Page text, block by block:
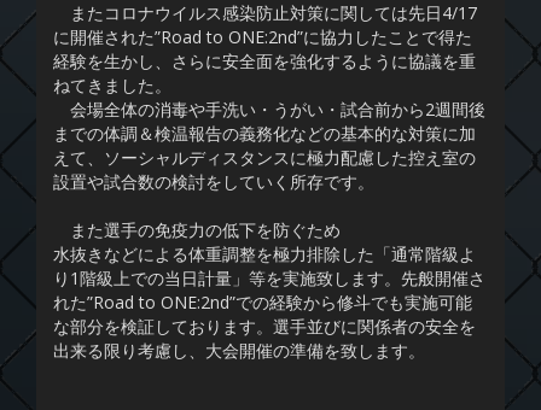
またコロナウイルス感染防止対策に関しては先日4/17
に開催された”Road to ONE:2nd”に協力したことで得た
経験を生かし、さらに安全面を強化するように協議を重
ねてきました。
会場全体の消毒や手洗い・うがい・試合前から2週間後
までの体調＆検温報告の義務化などの基本的な対策に加
えて、ソーシャルディスタンスに極力配慮した控え室の
設置や試合数の検討をしていく所存です。
また選手の免疫力の低下を防ぐため
水抜きなどによる体重調整を極力排除した「通常階級よ
り1階級上での当日計量」等を実施致します。先般開催さ
れた”Road to ONE:2nd”での経験から修斗でも実施可能
な部分を検証しております。選手並びに関係者の安全を
出来る限り考慮し、大会開催の準備を致します。